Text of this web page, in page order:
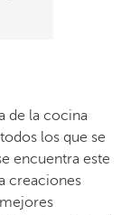
de la cocina
los que se
encuentra este
creaciones